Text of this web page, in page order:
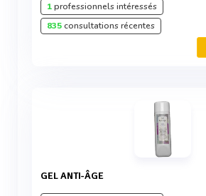
1professionnels intéressés
835consultations récentes
GEL ANTI-ÂGE